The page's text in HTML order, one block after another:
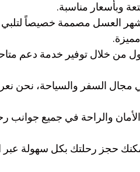
وبأسعار مناسبة.
العسل مصممة خصيصاً لتلبي
من خلال توفير خدمة دعم
السفر والسياحة، نحن
والراحة في جميع جوانب
حجز رحلتك بكل سهولة عبر